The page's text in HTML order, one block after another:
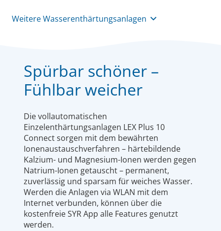
Weitere Wasserenthärtungsanlagen
Spürbar schöner –
Fühlbar weicher
Die vollautomatischen
Einzelenthärtungsanlagen LEX Plus 10
Connect sorgen mit dem bewährten
Ionenaustauschverfahren – härtebildende
Kalzium- und Magnesium-Ionen werden gegen
Natrium-Ionen getauscht – permanent,
zuverlässig und sparsam für weiches Wasser.
Werden die Anlagen via WLAN mit dem
Internet verbunden, können über die
kostenfreie SYR App alle Features genutzt
werden.